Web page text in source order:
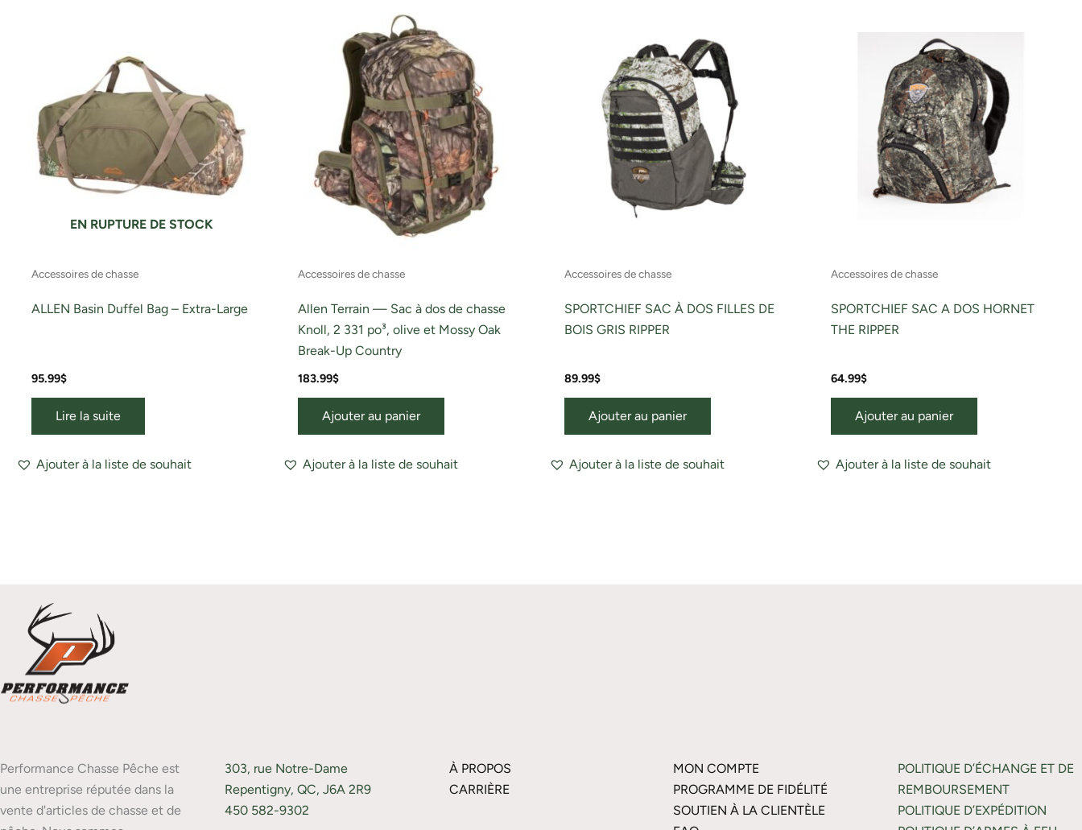
EN RUPTURE DE STOCK
Accessoires de chasse
ALLEN Basin Duffel Bag – Extra-Large
95.99$
Lire la suite
Ajouter à la liste de souhait
Accessoires de chasse
Allen Terrain — Sac à dos de chasse
Knoll, 2 331 po³, olive et Mossy Oak
Break-Up Country
183.99$
Ajouter au panier
Ajouter à la liste de souhait
Accessoires de chasse
SPORTCHIEF SAC À DOS FILLES DE
BOIS GRIS RIPPER
89.99$
Ajouter au panier
Ajouter à la liste de souhait
Accessoires de chasse
SPORTCHIEF SAC A DOS HORNET
THE RIPPER
64.99$
Ajouter au panier
Ajouter à la liste de souhait
Performance Chasse Pêche est
une entreprise réputée dans la
vente d'articles de chasse et de
303, rue Notre-Dame
Repentigny, QC, J6A 2R9
450 582-9302
À PROPOS
CARRIÈRE
MON COMPTE
PROGRAMME DE FIDÉLITÉ
SOUTIEN À LA CLIENTÈLE
POLITIQUE D’ÉCHANGE ET DE
REMBOURSEMENT
POLITIQUE D’EXPÉDITION